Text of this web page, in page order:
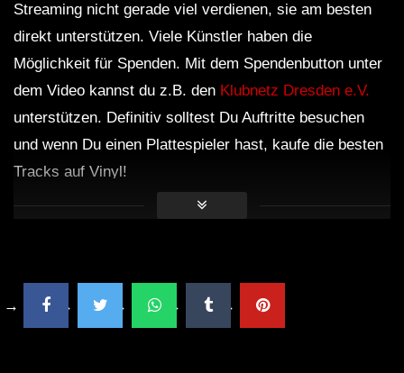
Streaming nicht gerade viel verdienen, sie am besten
direkt unterstützen. Viele Künstler haben die
Möglichkeit für Spenden. Mit dem Spendenbutton unter
dem Video kannst du z.B. den Klubnetz Dresden e.V.
unterstützen. Definitiv solltest Du Auftritte besuchen
und wenn Du einen Plattespieler hast, kaufe die besten
Tracks auf Vinyl!